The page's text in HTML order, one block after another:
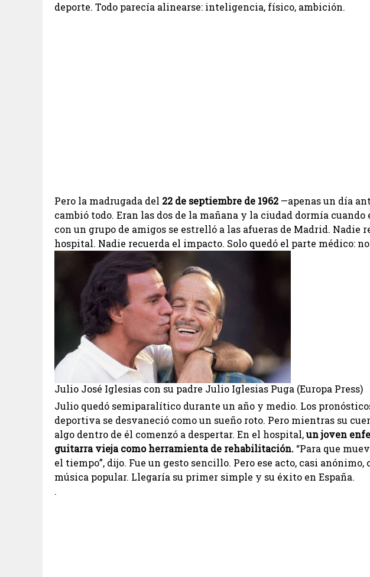
deporte. Todo parecía alinearse: inteligencia, físico, ambición.
Pero la madrugada del 22 de septiembre de 1962 —apenas un día
cambió todo. Eran las dos de la mañana y la ciudad dormía cuando
con un grupo de amigos se estrelló a las afueras de Madrid. Nadie
hospital. Nadie recuerda el impacto. Solo quedó el parte médico:
Julio José Iglesias con su padre Julio Iglesias Puga (Europa Press)
Julio quedó semiparalítico durante un año y medio. Los
deportiva se desvaneció como un sueño roto. Pero mientras su
algo dentro de él comenzó a despertar. En el hospital,un joven
guitarra vieja como herramienta de rehabilitación. “Para que
el tiempo”, dijo. Fue un gesto sencillo. Pero ese acto, casi
música popular. Llegaría su primer simple y su éxito en España.
.